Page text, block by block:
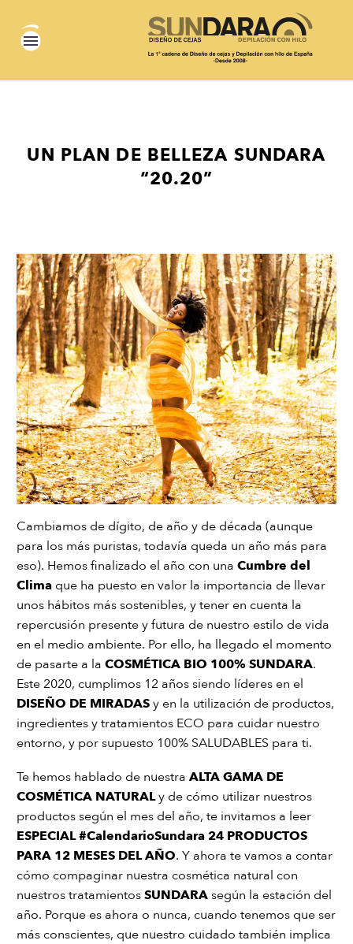
UN PLAN DE BELLEZA SUNDARA
“20.20”
Cambiamos de dígito, de año y de década (aunque
para los más puristas, todavía queda un año más para
eso). Hemos finalizado el año con una Cumbre del
Clima que ha puesto en valor la importancia de llevar
unos hábitos más sostenibles, y tener en cuenta la
repercusión presente y futura de nuestro estilo de vida
en el medio ambiente. Por ello, ha llegado el momento
de pasarte a la COSMÉTICA BIO 100% SUNDARA.
Este 2020, cumplimos 12 años siendo líderes en el
DISEÑO DE MIRADASy en la utilización de productos,
ingredientes y tratamientos ECO para cuidar nuestro
entorno, y por supuesto 100% SALUDABLES para ti.
Te hemos hablado de nuestra ALTA GAMA DE
COSMÉTICA NATURALy de cómo utilizar nuestros
productos según el mes del año, te invitamos a leer
ESPECIAL #CalendarioSundara 24 PRODUCTOS
PARA 12 MESES DEL AÑO. Y ahora te vamos a contar
cómo compaginar nuestra cosmética natural con
nuestros tratamientosSUNDARAsegún la estación del
año. Porque es ahora o nunca, cuando tenemos que ser
más conscientes, que nuestro cuidado también implica